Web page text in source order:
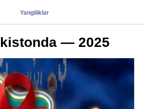
Yangiliklar
— 2025